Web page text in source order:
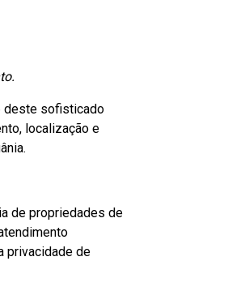
deste sofisticado
localização e
de propriedades de
privacidade de